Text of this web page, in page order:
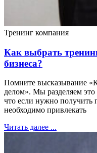
Тренинг компания
Как выбрать
бизнеса?
Помните высказывание
делом». Мы разделяем
что если нужно получить
необходимо привлекать
Читать далее ...